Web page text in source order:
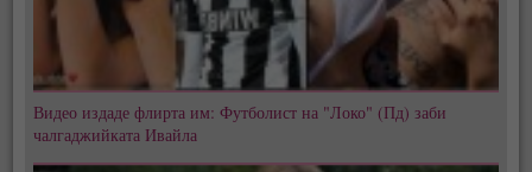
Видео издаде флирта им: Футболист на "Локо" (Пд) заби
чалгаджийката Ивайла